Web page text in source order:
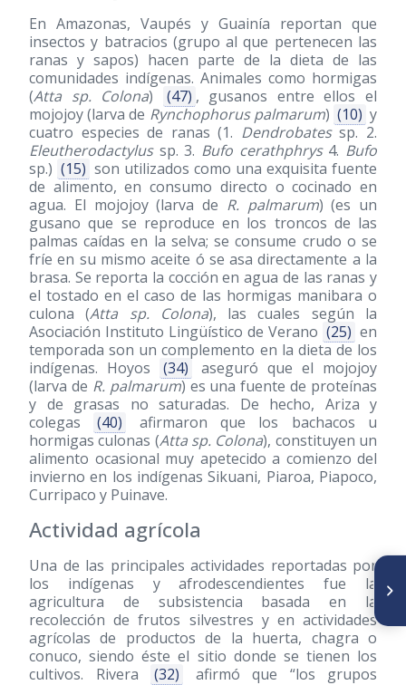
En Amazonas, Vaupés y Guainía reportan que
insectos y batracios (grupo al que pertenecen las
ranas y sapos) hacen parte de la dieta de las
comunidades indígenas. Animales como hormigas
(Atta sp. Colona) (47) , gusanos entre ellos el
mojojoy (larva de Rynchophorus palmarum) (10) y
cuatro especies de ranas (1. Dendrobatessp. 2.
Eleutherodactylussp. 3. Bufo cerathphrys4. Bufo
sp.) (15) son utilizados como una exquisita fuente
de alimento, en consumo directo o cocinado en
agua. El mojojoy (larva de R. palmarum) (es un
gusano que se reproduce en los troncos de las
palmas caídas en la selva; se consume crudo o se
fríe en su mismo aceite ó se asa directamente a la
brasa. Se reporta la cocción en agua de las ranas y
el tostado en el caso de las hormigas manibara o
culona (Atta sp. Colona), las cuales según la
Asociación Instituto Lingüístico de Verano (25) en
temporada son un complemento en la dieta de los
indígenas. Hoyos
(34)
aseguró que el mojojoy
(larva de R. palmarum) es una fuente de proteínas
y de grasas no saturadas. De hecho, Ariza y
colegas
(40)
afirmaron que los bachacos u
hormigas culonas (Atta sp. Colona), constituyen un
alimento ocasional muy apetecido a comienzo del
invierno en los indígenas Sikuani, Piaroa, Piapoco,
Curripaco y Puinave.
Actividad agrícola
Una de las principales actividades reportadas por
los indígenas y afrodescendientes fue la
agricultura de subsistencia basada en la
recolección de frutos silvestres y en actividades
agrícolas de productos de la huerta, chagra o
conuco, siendo éste el sitio donde se tienen los
cultivos. Rivera
(32)
afirmó que “los grupos
SIGUIENTE ARTÍCULO
Estado nutricional, estilo de
vida e risco cardiovascular de
ovolactovegetarianos e
onívoros